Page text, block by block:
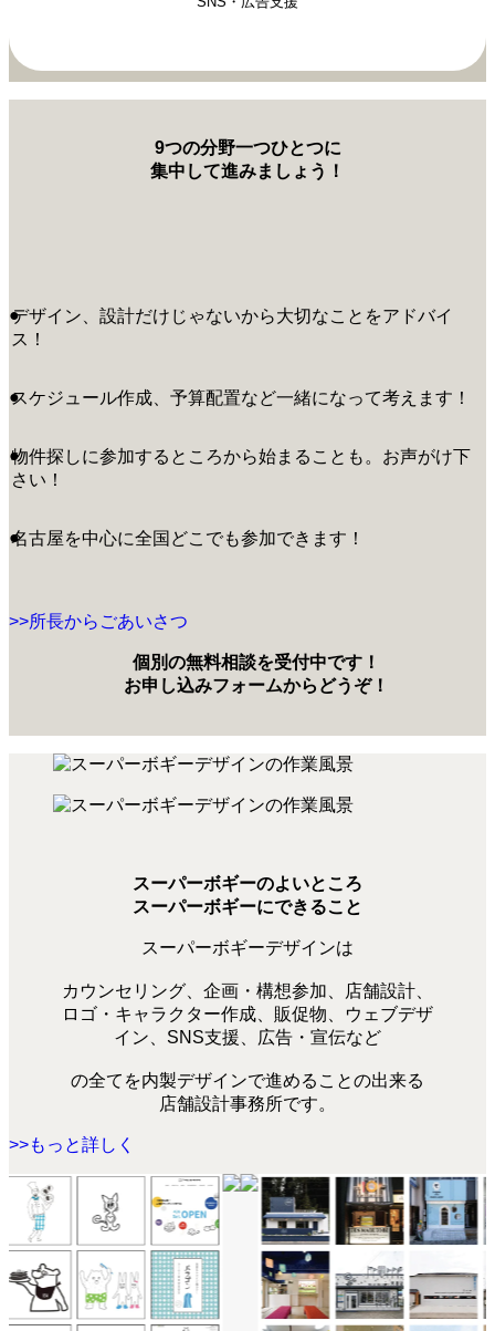
9つの分野一つひとつに
集中して進みましょう！
●
デザイン、設計だけじゃないから大切なことをアドバイ
ス！
●
スケジュール作成、予算配置など一緒になって考えます！
●
物件探しに参加するところから始まることも。お声がけ下
さい！
●
名古屋を中心に全国どこでも参加できます！
>>所長からごあいさつ
個別の無料相談を受付中です！
お申し込みフォームからどうぞ！
スーパーボギーのよいところ
スーパーボギーにできること
スーパーボギーデザインは
カウンセリング、企画・構想参加、店舗設計、
ロゴ・キャラクター作成、販促物、ウェブデザ
イン、SNS支援、広告・宣伝など
の全てを内製デザインで進めることの出来る
店舗設計事務所です。
>>もっと詳しく